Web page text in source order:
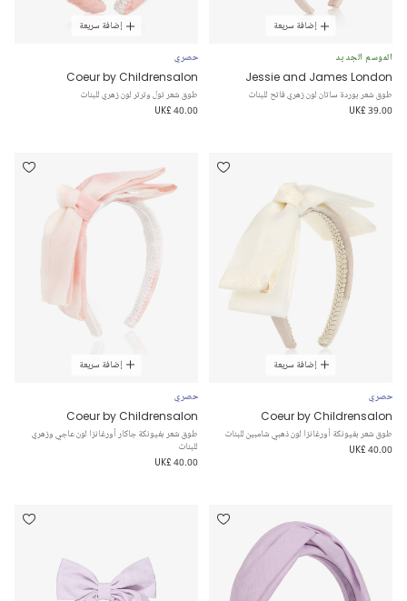
إضافة سريعة
الموسم الجديد
Jessie and James London
طوق شعر بوردة ساتان لون زهري فاتح للبنات
UK£ 39.00
إضافة سريعة
حصري
Coeur by Childrensalon
طوق شعر تول وترتر لون زهري للبنات
UK£ 40.00
إضافة سريعة
حصري
Coeur by Childrensalon
طوق شعر بفيونكة أورغانزا لون ذهبي شامبين للبنات
UK£ 40.00
إضافة سريعة
حصري
Coeur by Childrensalon
طوق شعر بفيونكة جاكار أورغانزا لون عاجي وزهري
للبنات
UK£ 40.00